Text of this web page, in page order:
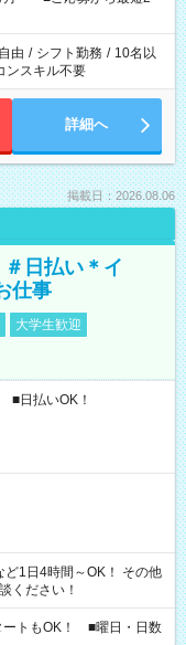
計で週40時間を超える場
由 / シフト勤務 / 10名以
ンスキル不要
詳細へ
掲載日：2026.08.06
日払い＊イ
仕事
大学生歓迎
日払いOK！
時間～OK！ その他
ください！
トもOK！ ■曜日・日数